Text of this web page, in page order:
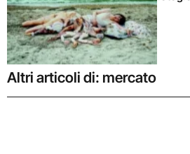
Altri articoli di: mercato